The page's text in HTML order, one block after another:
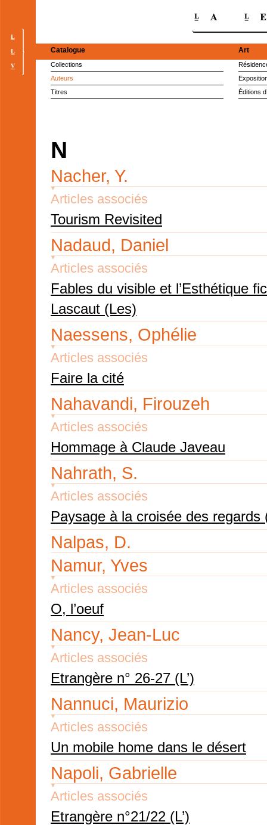
Catalogue
Collections
Auteurs
Titres
Art
Éditions
N
Nacher, Y.
Articles associés
Tourism Revisited
Nadaud, Daniel
Articles associés
Fables du visible et l’Esthétique
Lascaut (Les)
Naessens, Ophélie
Articles associés
Faire la cité
Nahavandi, Firouzeh
Articles associés
Hommage à Claude Javeau
Nahrath, S.
Articles associés
Paysage à la croisée des regards
Nalpas, D.
Namur, Yves
Articles associés
O, l’oeuf
Nancy, Jean-Luc
Articles associés
Etrangère n° 26-27 (L’)
Nannuci, Maurizio
Articles associés
Un mobile home dans le désert
Napoli, Gabrielle
Articles associés
Etrangère n°21/22 (L’)